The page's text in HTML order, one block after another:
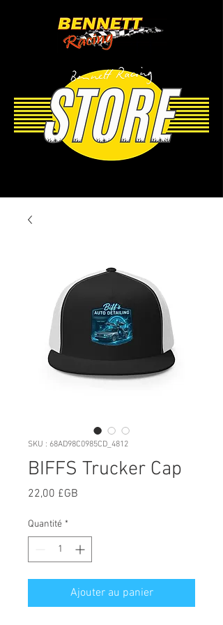
SKU : 68AD98C0985CD_4812
BIFFS Trucker Cap
22,00 £GB
Quantité *
Ajouter au panier